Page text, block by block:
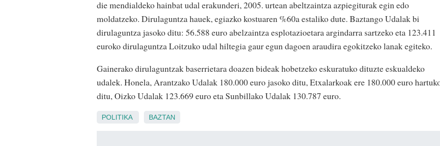
die mendialdeko hainbat udal erakunderi, 2005. urtean abeltzaintza azpiegiturak egin edo
moldatzeko. Dirulaguntza hauek, egiazko kostuaren %60a estaliko dute. Baztango Udalak bi
dirulaguntza jasoko ditu: 56.588 euro abelzaintza esplotazioetara argindarra sartzeko eta 123.411
euroko dirulaguntza Loitzuko udal hiltegia gaur egun dagoen araudira egokitzeko lanak egiteko.
Gainerako dirulaguntzak baserrietara doazen bideak hobetzeko eskuratuko dituzte eskualdeko
udalek. Honela, Arantzako Udalak 180.000 euro jasoko ditu, Etxalarkoak ere 180.000 euro
ditu, Oizko Udalak 123.669 euro eta Sunbillako Udalak 130.787 euro.
POLITIKA BAZTAN